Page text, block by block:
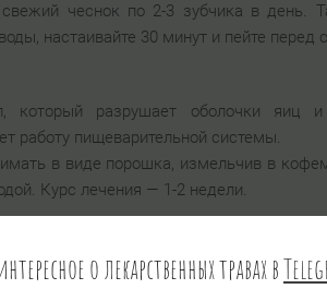
чеснок по 2-3 зубчика в день.
настаивайте 30 минут и пейте перед
который разрушает оболочки яиц
работу пищеварительной системы.
в виде порошка, измельчив в
Курс лечения — 1-2 недели.
уничтожать яйца паразитов и
о лекарственных травах в